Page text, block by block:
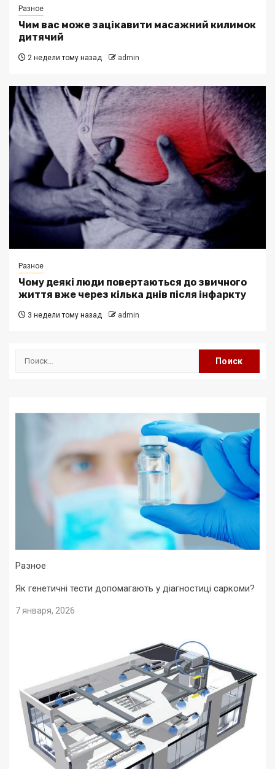
Разное
Чим вас може зацікавити масажний килимок
дитячий
2 недели тому назад admin
Разное
Чому деякі люди повертаються до звичного
життя вже через кілька днів після інфаркту
3 недели тому назад admin
Найти:
Разное
Як генетичні тести допомагають у діагностиці саркоми?
7 января, 2026